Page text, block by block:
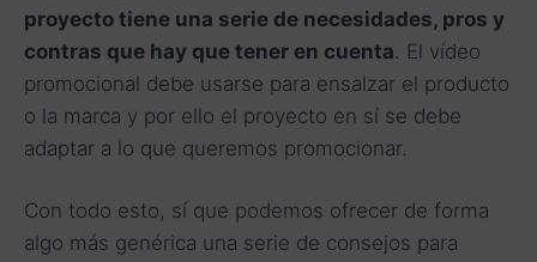
proyecto tiene una serie de necesidades, pros y
contras que hay que tener en cuenta. El vídeo
promocional debe usarse para ensalzar el producto
o la marca y por ello el proyecto en sí se debe
adaptar a lo que queremos promocionar.
Con todo esto, sí que podemos ofrecer de forma
algo más genérica una serie de consejos para